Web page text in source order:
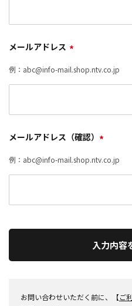
メールアドレス *
例：abc@info-mail.shop.ntv.co.jp
メールアドレス（確認） *
例：abc@info-mail.shop.ntv.co.jp
入力内容
お問い合わせいただく前に、【ご